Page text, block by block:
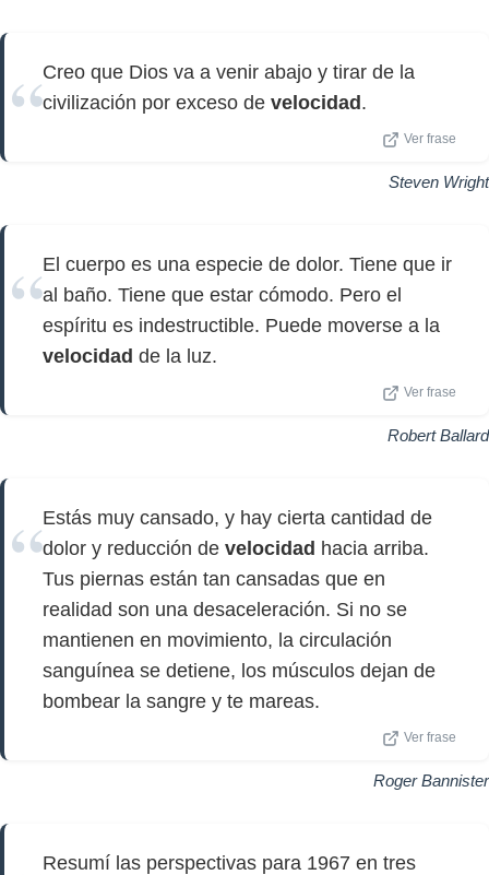
Creo que Dios va a venir abajo y tirar de la
civilización por exceso de velocidad .
Ver frase
Steven Wright
El cuerpo es una especie de dolor. Tiene que ir
al baño. Tiene que estar cómodo. Pero el
espíritu es indestructible. Puede moverse a la
velocidad de la luz.
Ver frase
Robert Ballard
Estás muy cansado, y hay cierta cantidad de
dolor y reducción de velocidad hacia arriba.
Tus piernas están tan cansadas que en
realidad son una desaceleración. Si no se
mantienen en movimiento, la circulación
sanguínea se detiene, los músculos dejan de
bombear la sangre y te mareas.
Ver frase
Roger Bannister
Resumí las perspectivas para 1967 en tres